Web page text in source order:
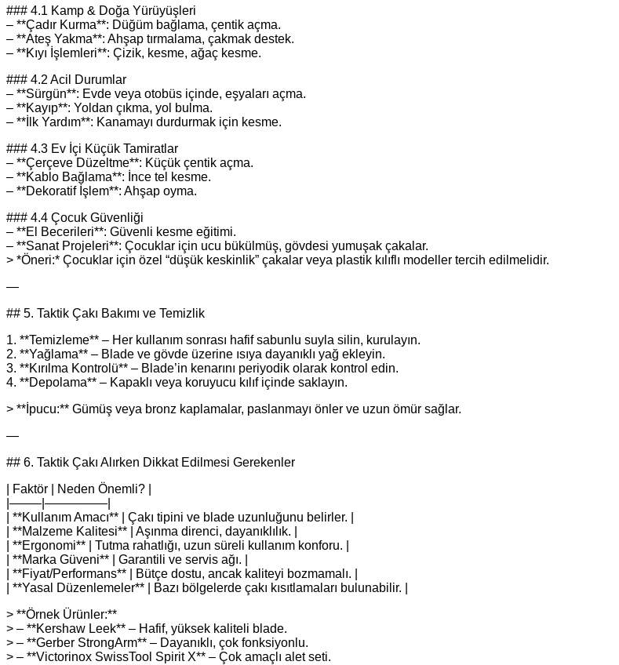
### 4.1 Kamp & Doğa Yürüyüşleri
– **Çadır Kurma**: Düğüm bağlama, çentik açma.
– **Ateş Yakma**: Ahşap tırmalama, çakmak destek.
– **Kıyı İşlemleri**: Çizik, kesme, ağaç kesme.
### 4.2 Acil Durumlar
– **Sürgün**: Evde veya otobüs içinde, eşyaları açma.
– **Kayıp**: Yoldan çıkma, yol bulma.
– **İlk Yardım**: Kanamayı durdurmak için kesme.
### 4.3 Ev İçi Küçük Tamiratlar
– **Çerçeve Düzeltme**: Küçük çentik açma.
– **Kablo Bağlama**: İnce tel kesme.
– **Dekoratif İşlem**: Ahşap oyma.
### 4.4 Çocuk Güvenliği
– **El Becerileri**: Güvenli kesme eğitimi.
– **Sanat Projeleri**: Çocuklar için ucu bükülmüş, gövdesi yumuşak çakalar.
> *Öneri:* Çocuklar için özel “düşük keskinlik” çakalar veya plastik kılıflı modeller tercih edilmelidir.
—
## 5. Taktik Çakı Bakımı ve Temizlik
1. **Temizleme** – Her kullanım sonrası hafif sabunlu suyla silin, kurulayın.
2. **Yağlama** – Blade ve gövde üzerine ısıya dayanıklı yağ ekleyin.
3. **Kırılma Kontrolü** – Blade’in kenarını periyodik olarak kontrol edin.
4. **Depolama** – Kapaklı veya koruyucu kılıf içinde saklayın.
> **İpucu:** Gümüş veya bronz kaplamalar, paslanmayı önler ve uzun ömür sağlar.
—
## 6. Taktik Çakı Alırken Dikkat Edilmesi Gerekenler
| Faktör | Neden Önemli? |
|——–|—————|
| **Kullanım Amacı** | Çakı tipini ve blade uzunluğunu belirler. |
| **Malzeme Kalitesi** | Aşınma direnci, dayanıklılık. |
| **Ergonomi** | Tutma rahatlığı, uzun süreli kullanım konforu. |
| **Marka Güveni** | Garantili ve servis ağı. |
| **Fiyat/Performans** | Bütçe dostu, ancak kaliteyi bozmamalı. |
| **Yasal Düzenlemeler** | Bazı bölgelerde çakı kısıtlamaları bulunabilir. |
> **Örnek Ürünler:**
> – **Kershaw Leek** – Hafif, yüksek kaliteli blade.
> – **Gerber StrongArm** – Dayanıklı, çok fonksiyonlu.
> – **Victorinox SwissTool Spirit X** – Çok amaçlı alet seti.